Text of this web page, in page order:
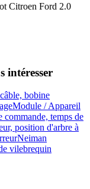
Citroen Ford 2.0
intéresser
bobine
Module / Appareil
commande, temps de
position d'arbre à
Neiman
vilebrequin